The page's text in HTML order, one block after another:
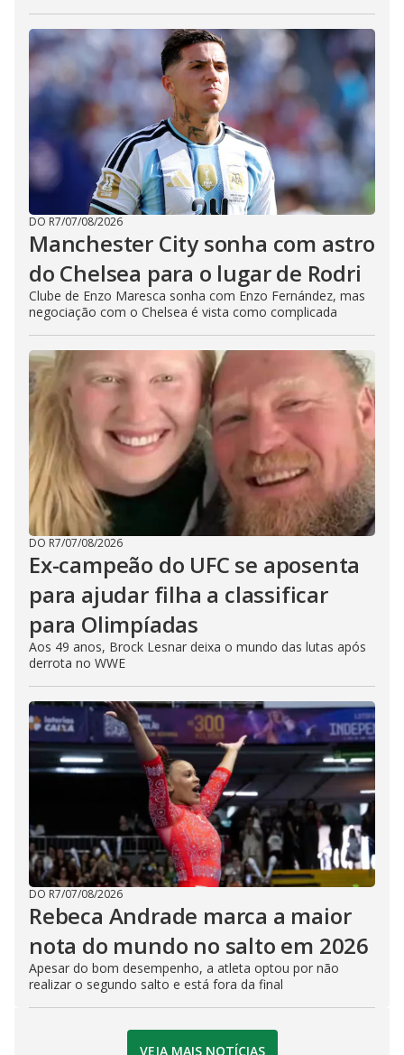
DO R7/07/08/2026
Manchester City sonha com astro
do Chelsea para o lugar de Rodri
Clube de Enzo Maresca sonha com Enzo Fernández, mas
negociação com o Chelsea é vista como complicada
DO R7/07/08/2026
Ex-campeão do UFC se aposenta
para ajudar filha a classificar
para Olimpíadas
Aos 49 anos, Brock Lesnar deixa o mundo das lutas após
derrota no WWE
DO R7/07/08/2026
Rebeca Andrade marca a maior
nota do mundo no salto em 2026
Apesar do bom desempenho, a atleta optou por não
realizar o segundo salto e está fora da final
VEJA MAIS NOTÍCIAS